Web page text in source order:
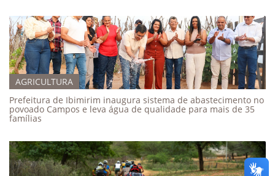
AGRICULTURA
Prefeitura de Ibimirim inaugura sistema de abastecimento no
povoado Campos e leva água de qualidade para mais de 35
famílias